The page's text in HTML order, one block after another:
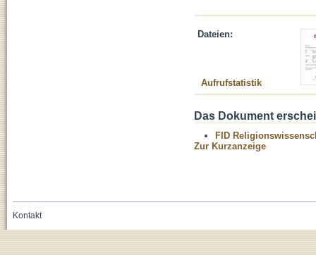
Dateien:
Aufrufstatistik
Das Dokument
FID
Zur Kurzanzeige
Kontakt